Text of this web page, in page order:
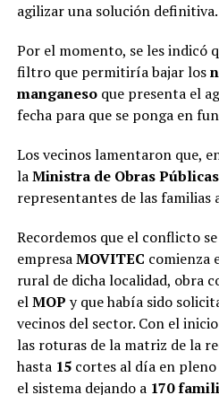
agilizar una solución definitiva.
Por el momento, se les indicó
filtro que permitiría bajar los
manganesoque presenta el
fecha para que se ponga en
Los vecinos lamentaron que,
laMinistra de Obras Públicas
representantes de las familias
Recordemos que el conflicto
empresaMOVITEC comienza
rural de dicha localidad, obra
elMOP y que había sido
vecinos del sector. Con el
las roturas de la matriz de la
hasta 15cortes al día en pleno
el sistema dejando a 170